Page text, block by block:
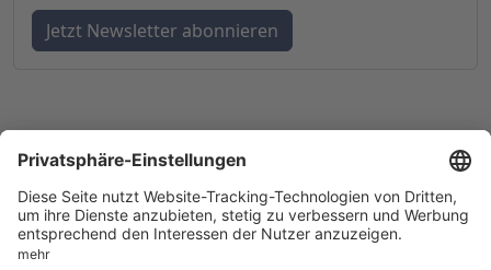
© 1998-2026by GSC Research GmbH
Datenschutz